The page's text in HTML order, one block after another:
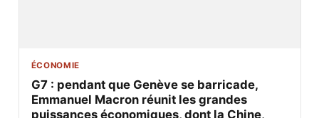
ÉCONOMIE
G7 : pendant que Genève se barricade,
Emmanuel Macron réunit les grandes
puissances économiques, dont la Chine,